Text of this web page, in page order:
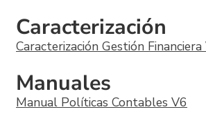
Caracterización
Caracterización Gestión Financiera
Manuales
Manual Políticas Contables V6